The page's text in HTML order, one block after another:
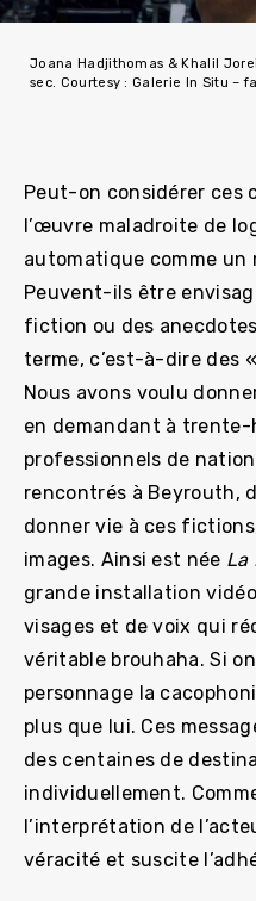
Joana Hadjithomas & Khalil
sec. Courtesy : Galerie In Situ –
Peut-on considérer ces
l’œuvre maladroite de
automatique comme
Peuvent-ils être
fiction ou des
terme, c’est-à-dire des
Nous avons voulu
en demandant à
professionnels de
rencontrés à Beyrouth,
donner vie à ces
images. Ainsi est née La
grande installation
visages et de voix qui
véritable brouhaha. Si on
personnage la
plus que lui. Ces
des centaines de
individuellement.
l’interprétation de
véracité et suscite